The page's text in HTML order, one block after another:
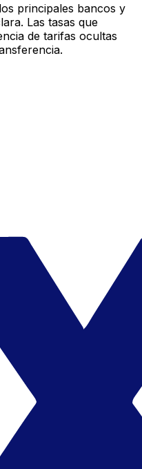
principales bancos y
Las tasas que
de tarifas ocultas